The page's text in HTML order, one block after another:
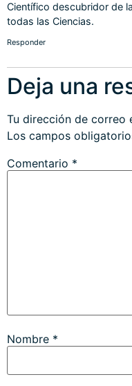
Científico descubridor de
todas las Ciencias.
Responder
Deja una
Tu dirección de correo
Los campos
Comentario *
Nombre *